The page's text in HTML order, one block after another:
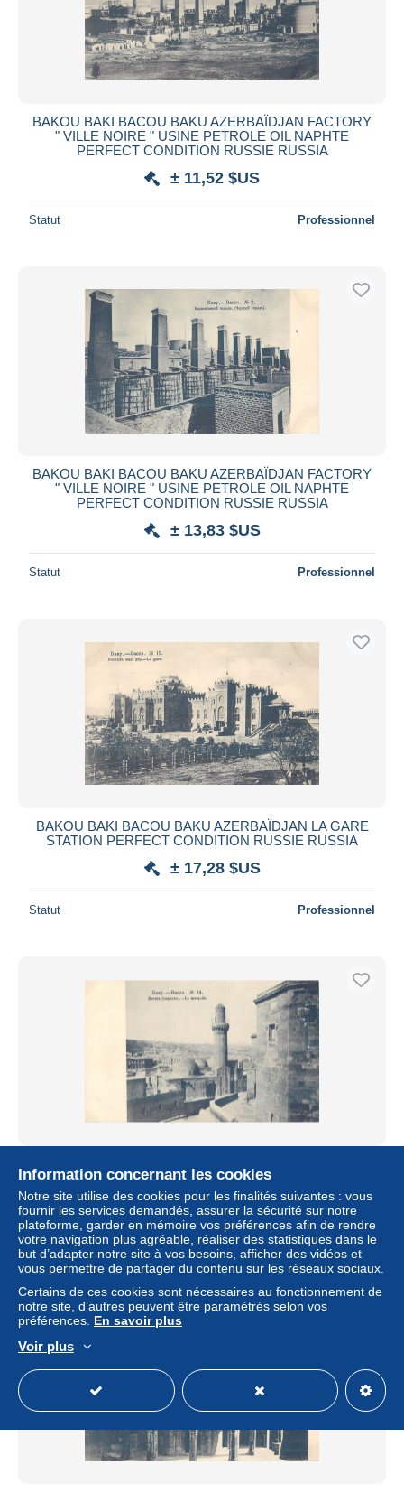
BAKOU BAKI BACOU BAKU AZERBAÏDJAN FACTORY
" VILLE NOIRE " USINE PETROLE OIL NAPHTE
PERFECT CONDITION RUSSIE RUSSIA
± 11,52 $US
Statut Professionnel
BAKOU BAKI BACOU BAKU AZERBAÏDJAN FACTORY
" VILLE NOIRE " USINE PETROLE OIL NAPHTE
PERFECT CONDITION RUSSIE RUSSIA
± 13,83 $US
Statut Professionnel
BAKOU BAKI BACOU BAKU AZERBAÏDJAN LA GARE
STATION PERFECT CONDITION RUSSIE RUSSIA
± 17,28 $US
Statut Professionnel
MOSQUEE PERFECT CONDITION RUSSIE RUSSIA
± 9,22 $US
Statut Professionnel
Information concernant les cookies
Notre site utilise des cookies pour les finalités suivantes : vous
fournir les services demandés, assurer la sécurité sur notre
plateforme, garder en mémoire vos préférences afin de rendre
votre navigation plus agréable, réaliser des statistiques dans le
but d’adapter notre site à vos besoins, afficher des vidéos et
vous permettre de partager du contenu sur les réseaux sociaux.
Certains de ces cookies sont nécessaires au fonctionnement de
notre site, d’autres peuvent être paramétrés selon vos
préférences. En savoir plus
Voir plus